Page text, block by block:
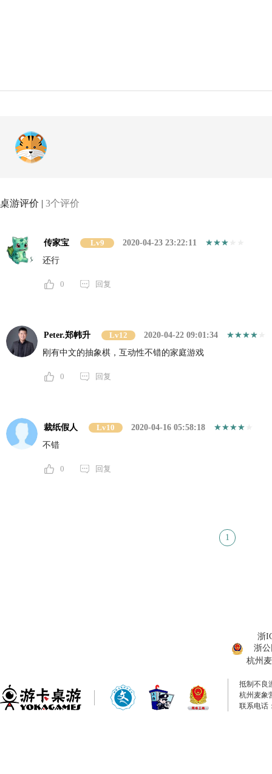
桌游评价 | 3个评价
传家宝 Lv9
2020-04-23 23:22:11
还行
0 回复
Peter.郑帏升 Lv12
2020-04-22 09:01:34
刚有中文的抽象棋，互动性不错的家庭游戏
0 回复
裁纸假人 Lv10
2020-04-16 05:58:18
不错
0 回复
1
浙
浙公
杭州
抵制不良
杭州麦象
联系电话